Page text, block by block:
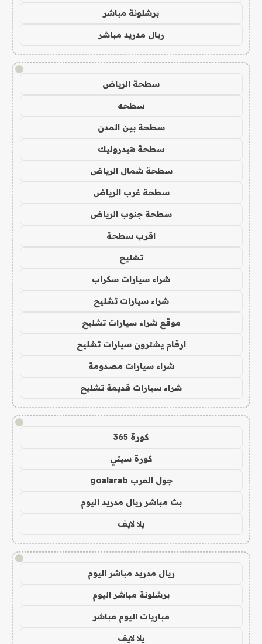
برشلونة مباشر
ريال مدريد مباشر
!
سطحة الرياض
سطحه
سطحة بين المدن
سطحة هيدروليك
سطحة شمال الرياض
سطحة غرب الرياض
سطحة جنوب الرياض
اقرب سطحة
تشليح
شراء سيارات سكراب
شراء سيارات تشليح
موقع شراء سيارات تشليح
ارقام يشترون سيارات تشليح
شراء سيارات مصدومة
شراء سيارات قديمة تشليح
!
كورة 365
كورة سيتي
جول العرب goalarab
بث مباشر ريال مدريد اليوم
يلا لايف
!
ريال مدريد مباشر اليوم
برشلونة مباشر اليوم
مباريات اليوم مباشر
يلا لايف